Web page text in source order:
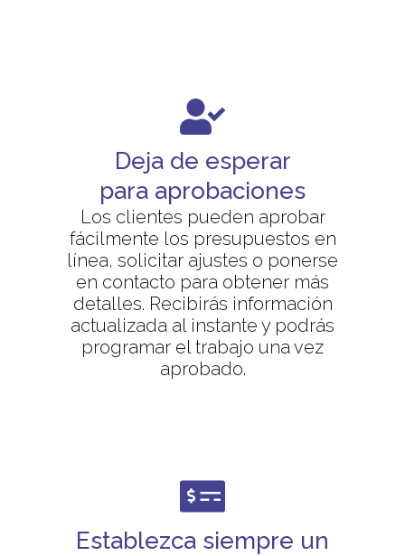
Deja de esperar
para aprobaciones
Los clientes pueden aprobar
fácilmente los presupuestos en
línea, solicitar ajustes o ponerse
en contacto para obtener más
detalles. Recibirás información
actualizada al instante y podrás
programar el trabajo una vez
aprobado.
Establezca siempre un